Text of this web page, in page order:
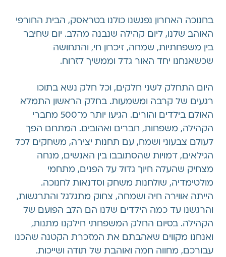
בחנוכה האחרון נפגשנו כולנו בטראסק, הבית החורפי
האוהב שלנו, ליום קהילה שנבנה מהלב. יום שחיבר
בין משפחתיות, שמחה, זיכרון חי, והתחושה
שכשאנחנו יחד האור גדל וממשיך לזרוח.
היום התחלק לשני חלקים, וכל חלק נשא בתוכו
רגעים של קרבה ומשמעות. בחלק הראשון התמלא
האולם בילדים והורים. הגיעו יותר מ־500 מחברי
הקהילה, משפחות, חברים ואהובים. המתחם הפך
לעולם צבעוני ושמח, עם תחנות יצירה, משחקים לכל
הגילאים, דמויות שהסתובבו בין האנשים, מנחה
מצחיק שהעלה חיוך גדול על הפנים, מתחמי
מולטימדיה, שולחנות משחק וסדנאות לחנוכה.
הייתה אווירה חיה ושמחה, צחוק מתגלגל והתרגשות,
והרגשנו עד כמה הילדים שלנו הם הלב הפועם של
הקהילה. בסיום החלק המשפחתי חילקנו מתנות,
ואנחנו מקווים שאהבתם את המזכרת הקטנה שהכנו
עבורכם, מחווה חמה ואוהבת של תודה ושייכות.